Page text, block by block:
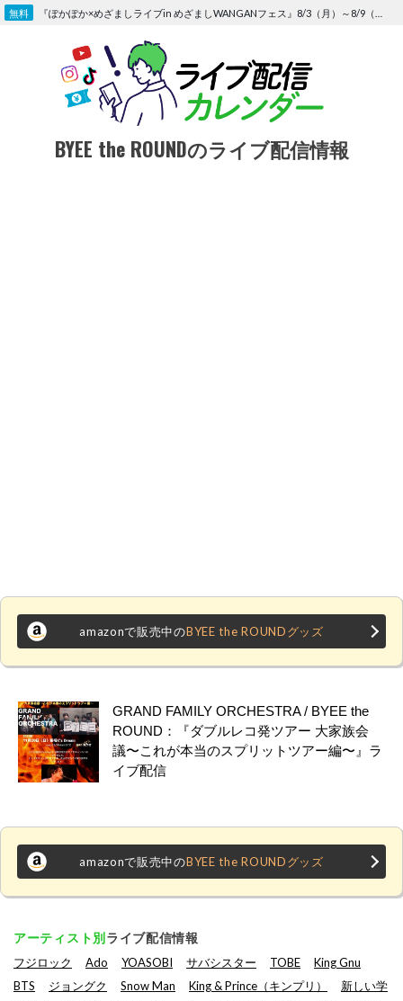
Skip
BYEE the ROUNDのライブ配信情報
amazonで販売中のBYEE the ROUNDグッズ
GRAND FAMILY ORCHESTRA / BYEE the
ROUND：『ダブルレコ発ツアー 大家族会
議〜これが本当のスプリットツアー編〜』ラ
イブ配信
amazonで販売中のBYEE the ROUNDグッズ
アーティスト別ライブ配信情報
フジロック Ado YOASOBI サバシスター TOBE
King Gnu
BTS
ジョングク Snow Man King & Prince（キンプリ）
新しい学